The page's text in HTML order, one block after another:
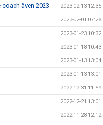
även 2023 2023-02-13 12:35
2023-02-01 07:28
2023-01-23 10:32
2023-01-18 10:43
2023-01-13 13:04
2023-01-13 13:01
2022-12-31 11:59
2022-12-21 13:01
2022-11-28 12:12